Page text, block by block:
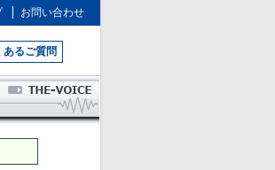
お問い合わせ
あるご質問